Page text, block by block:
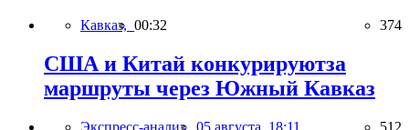
Кавказ, 00:32 374
США и Китай конкурируютза
маршруты через Южный Кавказ